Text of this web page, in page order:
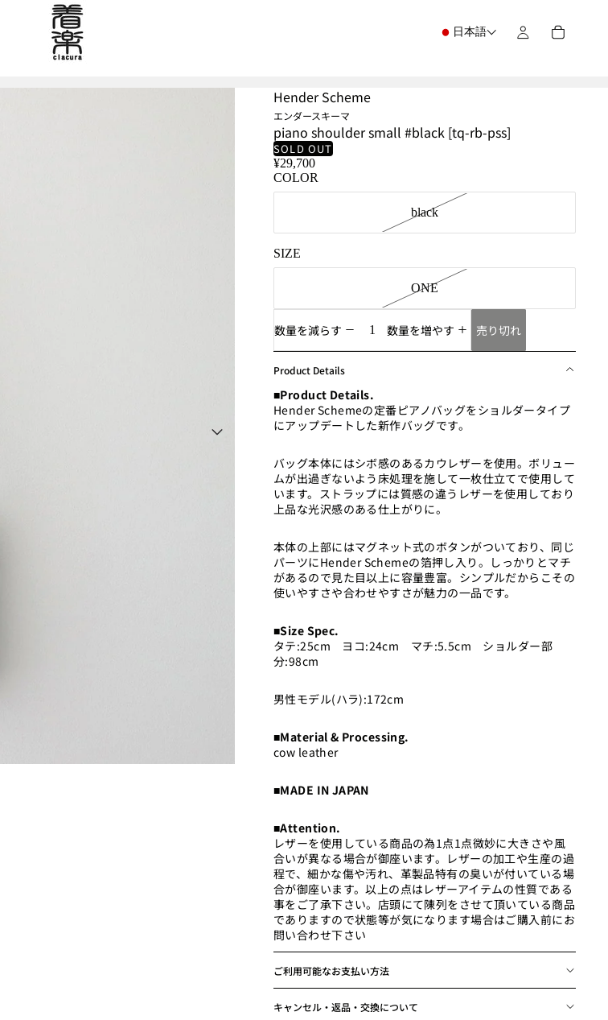
日本語
Hender Scheme
エンダースキーマ
piano shoulder small #black [tq-rb-pss]
SOLD OUT
¥29,700
COLOR
black
SIZE
ONE
数量を減らす 数量を増やす 売り切れ
Product Details
■Product Details.
Hender Schemeの定番ピアノバッグをショルダータイプ
にアップデートした新作バッグです。
バッグ本体にはシボ感のあるカウレザーを使用。ボリュー
ムが出過ぎないよう床処理を施して一枚仕立てで使用して
います。ストラップには質感の違うレザーを使用しており
上品な光沢感のある仕上がりに。
本体の上部にはマグネット式のボタンがついており、同じ
パーツにHender Schemeの箔押し入り。しっかりとマチ
があるので見た目以上に容量豊富。シンプルだからこその
使いやすさや合わせやすさが魅力の一品です。
■Size Spec.
タテ:25cm ヨコ:24cm マチ:5.5cm ショルダー部
分:98cm
男性モデル(ハラ):172cm
■Material & Processing.
cow leather
■MADE IN JAPAN
■Attention.
レザーを使用している商品の為1点1点微妙に大きさや風
合いが異なる場合が御座います。レザーの加工や生産の過
程で、細かな傷や汚れ、革製品特有の臭いが付いている場
合が御座います。以上の点はレザーアイテムの性質である
事をご了承下さい。店頭にて陳列をさせて頂いている商品
でありますので状態等が気になります場合はご購入前にお
問い合わせ下さい
ご利用可能なお支払い方法
キャンセル・返品・交換について